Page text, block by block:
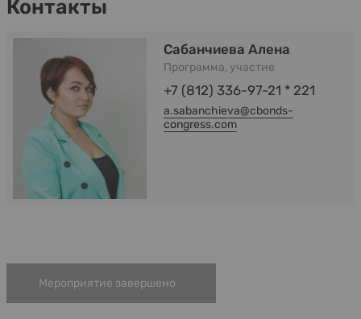
Контакты
Сабанчиева Алена
Программа, участие
+7 (812) 336-97-21 * 221
a.sabanchieva@cbonds-
congress.com
Мероприятие завершено